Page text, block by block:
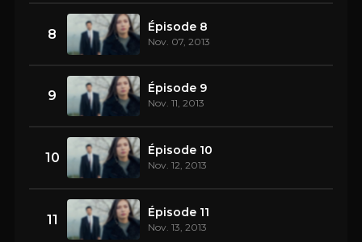
8 Épisode 8
Nov. 07, 2013
9 Épisode 9
Nov. 11, 2013
10 Épisode 10
Nov. 12, 2013
11 Épisode 11
Nov. 13, 2013